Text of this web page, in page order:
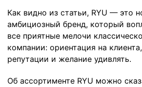
Как видно из статьи, RYU — это
амбициозный бренд, который
все приятные мелочи
компании: ориентация на
репутации и желание удивлять.
Об ассортименте RYU можно